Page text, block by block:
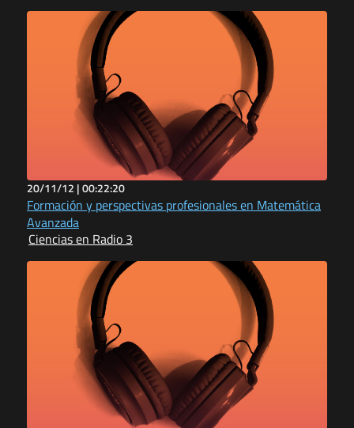
20/11/12 |00:22:20
Formación y perspectivas profesionales en Matemática
Avanzada
Ciencias en Radio 3